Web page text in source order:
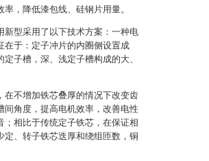
，降低漆包线、硅钢片用量。
新型采用了以下技术方案：一种电
在于：定子冲片的内圈侧设置成
子槽，深、浅定子槽构成的大、
在不增加铁芯叠厚的情况下改变齿
间角度，提高电机效率，改善电性
；相比于传统定子铁芯，在保证相
定、转子铁芯迭厚和绕组匝数，铜